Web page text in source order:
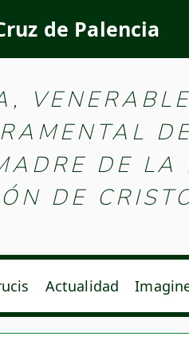
de Palencia
Santa
DE
DE
Actualidad